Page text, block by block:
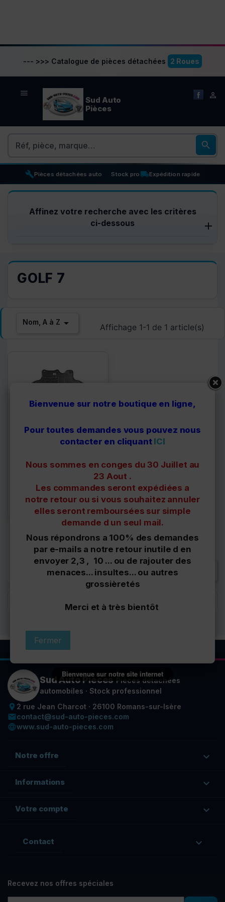
--- >>> Catalogue de pièces détachées 2 Roues
 
Sud Auto
Pièces

build Pièces détachées auto inventory_2
Stock pro local_shippingExpédition rapide
Affinez votre recherche avec les critères
ci-dessous
GOLF 7
Nom, A à Z  Affichage 1-1 de 1 article(s)
moteur Vw Golf 7 à partir
de...
44,00 €
Derniers articles en
Affichage 1-1 de 1 article(s)
Retour en haut
Sud Auto Pièces Pièces détachées
automobiles · Stock professionnel
place 2 rue Jean Charcot · 26100 Romans-sur-Isère
emailcontact@sud-auto-pieces.com
languagewww.sud-auto-pieces.com
Notre offre 
Informations 
Votre compte 
Contact 
Recevez nos offres spéciales
Bienvenue sur notre boutique en ligne,
Pour toutes demandes vous pouvez nous
contacter en cliquant ICI
Nous sommes en conges du 30 Juillet au
23 Aout .
Les commandes seront expédiées a
notre retour ou si vous souhaitez annuler
elles seront remboursées sur simple
demande d un seul mail.
Nous répondrons a 100% des demandes
par e-mails a notre retour inutile d en
envoyer 2,3 , 10 ... ou de rajouter des
menaces... insultes... ou autres
grossièretés
Merci et à très bientôt
Fermer
Bienvenue sur notre site internet